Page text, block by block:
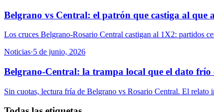
Belgrano vs Central: el patrón que castiga al que
Los cruces Belgrano-Rosario Central castigan al 1X2: partidos
Noticias·5 de junio, 2026
Belgrano-Central: la trampa local que el dato frío
Sin cuotas, lectura fría de Belgrano vs Rosario Central. El